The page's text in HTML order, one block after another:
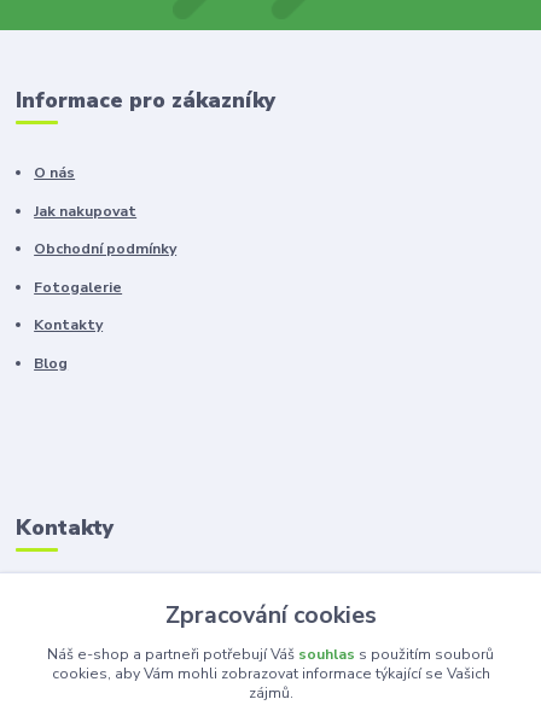
Informace pro zákazníky
O nás
Jak nakupovat
Obchodní podmínky
Fotogalerie
Kontakty
Blog
Kontakty
Zákaznická podpora
+420 603 100 966
(Po-Pá, 8-16 hod.)
Zpracování cookies
Náš e-shop a partneři potřebují Váš souhlas s použitím souborů
cookies, aby Vám mohli zobrazovat informace týkající se Vašich
zájmů.